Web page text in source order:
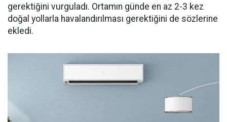
gerektiğini vurguladı. Ortamın günde en az 2-3 kez
doğal yollarla havalandırılması gerektiğini de sözlerine
ekledi.